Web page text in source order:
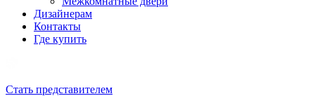
Дизайнерам
Контакты
Где купить
Стать представителем